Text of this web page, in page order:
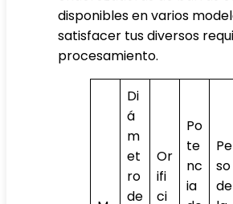
disponibles en varios
satisfacer tus diversos
procesamiento.
Di
á
m
et
ro
de
Or
ifi
ci
Po
te
nc
ia
Pe
so
de